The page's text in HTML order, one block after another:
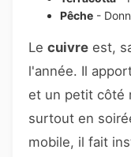
Pêche -
Le cuivre est,
l'année. Il
et un petit côté
surtout en
mobile, il fait